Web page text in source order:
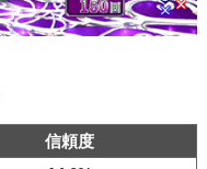
信頼度